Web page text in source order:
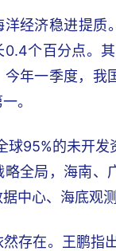
洋经济稳进提质
个百分点。
今年一季度，我
。
球95%的未开
全局，海南、
中心、海底观
存在。王鹏指